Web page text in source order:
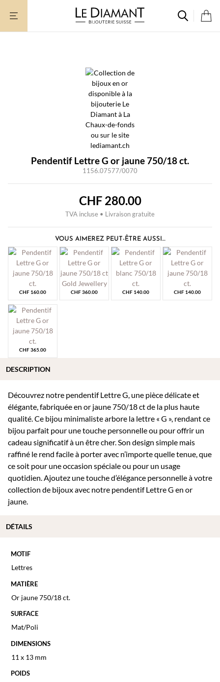
Pendentif Lettre G or jaune 750/18 ct.
1156.07577/0070
CHF280.00
TVA incluse • Livraison gratuite
VOUS AIMEREZ PEUT-ÊTRE AUSSI…
CHF 160.00 CHF360.00 CHF 140.00 CHF 140.00
CHF365.00
Découvrez notre pendentif Lettre G, une pièce délicate et
élégante, fabriquée en or jaune 750/18 ct de la plus haute
qualité. Ce bijou minimaliste arbore la lettre « G », rendant ce
bijou parfait pour une touche personnelle ou pour offrir un
cadeau significatif à un être cher. Son design simple mais
raffiné le rend facile à porter avec n’importe quelle tenue, que
ce soit pour une occasion spéciale ou pour un usage
quotidien. Ajoutez une touche d’élégance personnelle à votre
collection de bijoux avec notre pendentif Lettre G en or
jaune.
MOTIF
Lettres
MATIÈRE
Or jaune 750/18 ct.
SURFACE
Mat/Poli
DIMENSIONS
11 x 13 mm
POIDS
DESCRIPTION
DÉTAILS